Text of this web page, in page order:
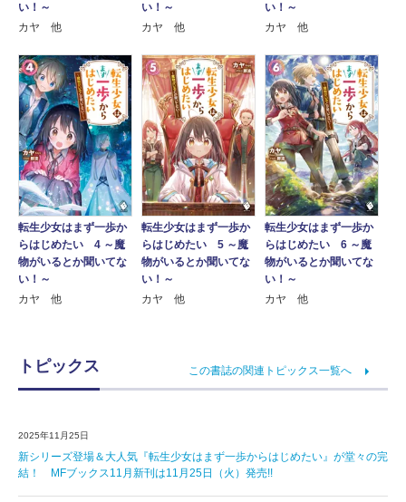
い！～
カヤ 他
い！～
カヤ 他
い！～
カヤ 他
転生少女はまず一歩か
らはじめたい 4 ～魔
物がいるとか聞いてな
い！～
カヤ 他
転生少女はまず一歩か
らはじめたい 5 ～魔
物がいるとか聞いてな
い！～
カヤ 他
転生少女はまず一歩か
らはじめたい 6 ～魔
物がいるとか聞いてな
い！～
カヤ 他
トピックス この書誌の関連トピックス一覧へ
2025年11月25日
新シリーズ登場＆大人気『転生少女はまず一歩からはじめたい』が堂々の完
結！ MFブックス11月新刊は11月25日（火）発売!!